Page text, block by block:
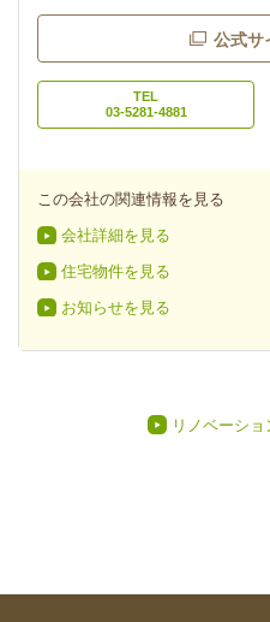
公式サ
TEL
03-5281-4881
この会社の関連情報を見る
会社詳細を見る
住宅物件を見る
お知らせを見る
リノベーシ